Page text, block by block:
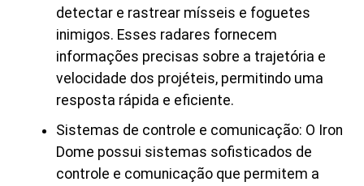
detectar e rastrear mísseis e foguetes
inimigos. Esses radares fornecem
informações precisas sobre a trajetória e
velocidade dos projéteis, permitindo uma
resposta rápida e eficiente.
Sistemas de controle e comunicação: O Iron
Dome possui sistemas sofisticados de
controle e comunicação que permitem a